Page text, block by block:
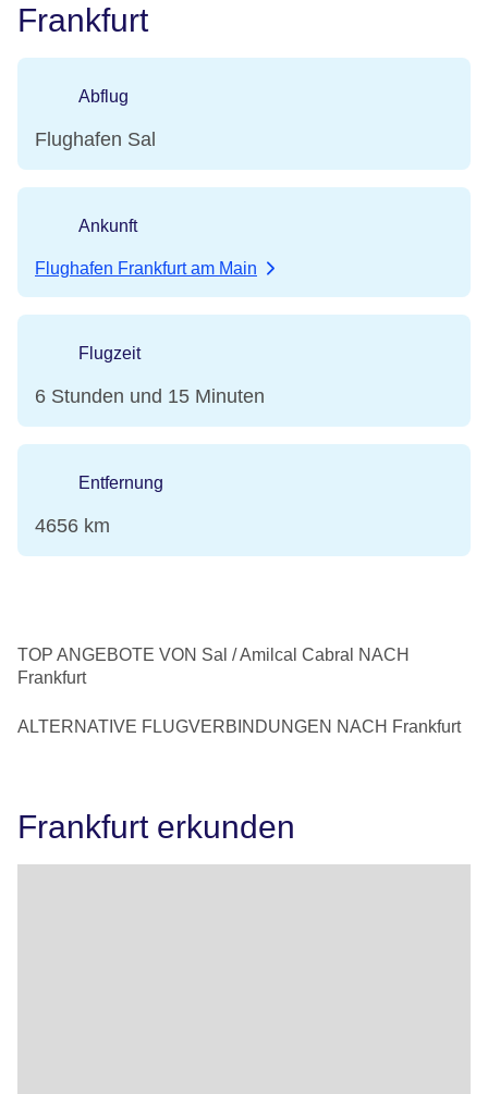
Frankfurt
Abflug
Flughafen Sal
Ankunft
Flughafen Frankfurt am Main
Flugzeit
6 Stunden und 15 Minuten
Entfernung
4656 km
TOP ANGEBOTE VON Sal / Amilcal Cabral NACH
Frankfurt
ALTERNATIVE FLUGVERBINDUNGEN NACH Frankfurt
Frankfurt erkunden